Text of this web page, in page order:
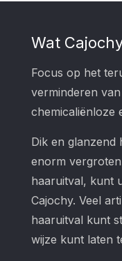
Wat
Focus op het
verminderen
chemicaliënloze
Dik en
enorm
haaruitval, kunt
Cajochy. Veel
haaruitval kunt
wijze kunt laten